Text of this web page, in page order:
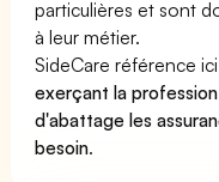
particulières et sont
à leur métier.
SideCare référence
exerçant la
d'abattage les
besoin.